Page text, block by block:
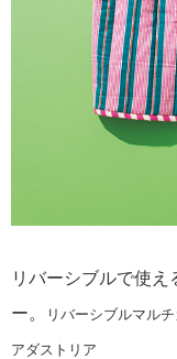
リバーシブルで使
ー。
リバーシブルマル
アダストリア